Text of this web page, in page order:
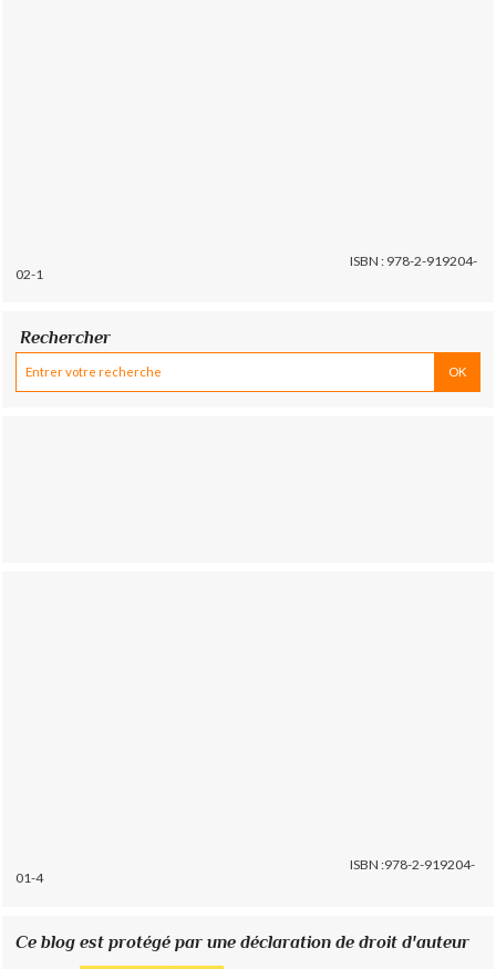
ISBN : 978-2-919204-
02-1
Rechercher
ISBN :978-2-919204-
01-4
Ce blog est protégé par une déclaration de droit d'auteur